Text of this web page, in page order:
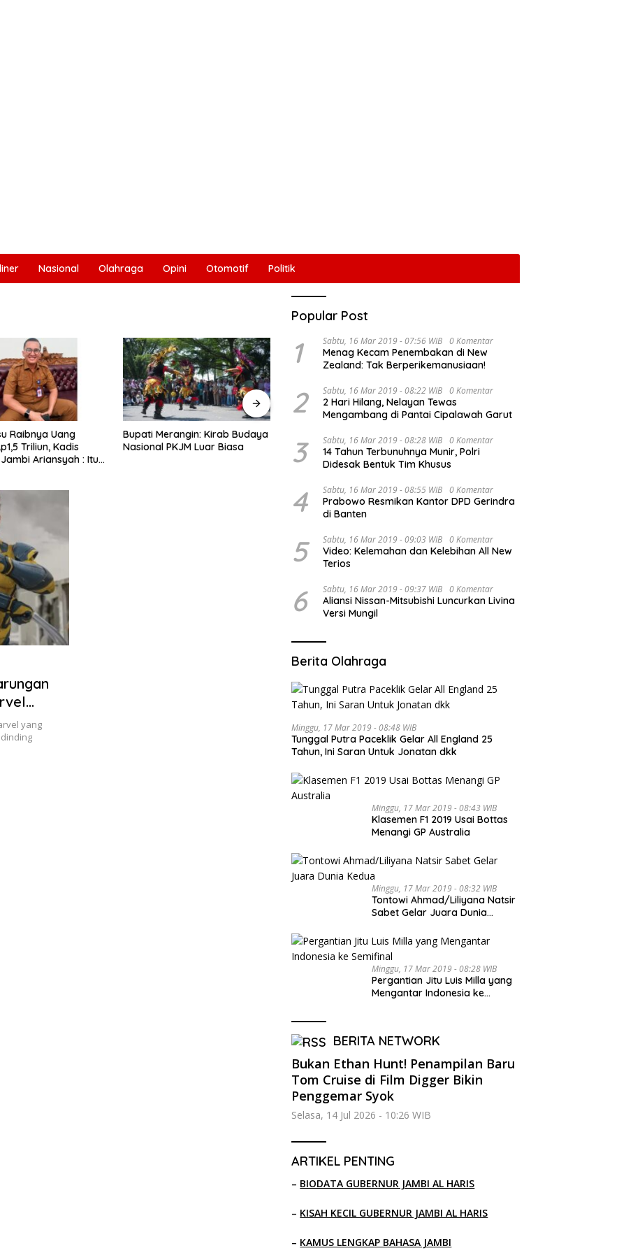
Nasional Olahraga Opini Otomotif Politik
Kirab Budaya
Luar Biasa
Minggu, 12 Juli 2026, Merangin
Bakal “Dibuat Mabok”
Nobar Piala Dunia 2026 di
Provinsi Jambi Diharapkan
Mampu Menggerakkan
Ekonomi Pelaku UMKM
Pemkab Merangin Gelar Diskusi
Bersama Tim Pra-Revalidasi
Kawasan Geopark
yang
Popular Post
1 Sabtu, 16 Mar 2019 - 07:56 WIB 0 Komentar
Menag Kecam Penembakan di New
Zealand: Tak Berperikemanusiaan!
2 Sabtu, 16 Mar 2019 - 08:22 WIB 0 Komentar
2 Hari Hilang, Nelayan Tewas
Mengambang di Pantai Cipalawah Garut
3 Sabtu, 16 Mar 2019 - 08:28 WIB 0 Komentar
14 Tahun Terbunuhnya Munir, Polri
Didesak Bentuk Tim Khusus
4 Sabtu, 16 Mar 2019 - 08:55 WIB 0 Komentar
Prabowo Resmikan Kantor DPD Gerindra
di Banten
5 Sabtu, 16 Mar 2019 - 09:03 WIB 0 Komentar
Video: Kelemahan dan Kelebihan All New
Terios
6 Sabtu, 16 Mar 2019 - 09:37 WIB 0 Komentar
Aliansi Nissan-Mitsubishi Luncurkan Livina
Versi Mungil
Berita Olahraga
Minggu, 17 Mar 2019 - 08:48 WIB
Tunggal Putra Paceklik Gelar All England 25
Tahun, Ini Saran Untuk Jonatan dkk
Minggu, 17 Mar 2019 - 08:43 WIB
Klasemen F1 2019 Usai Bottas
Menangi GP Australia
Minggu, 17 Mar 2019 - 08:32 WIB
Tontowi Ahmad/Liliyana Natsir
Sabet Gelar Juara Dunia
Minggu, 17 Mar 2019 - 08:28 WIB
Pergantian Jitu Luis Milla yang
Mengantar Indonesia ke
BERITA NETWORK
Bukan Ethan Hunt! Penampilan Baru
Tom Cruise di Film Digger Bikin
Penggemar Syok
Selasa, 14 Jul 2026 - 10:26 WIB
ARTIKEL PENTING
– BIODATA GUBERNUR JAMBI AL HARIS
– KISAH KECIL GUBERNUR JAMBI AL HARIS
– KAMUS LENGKAP BAHASA JAMBI